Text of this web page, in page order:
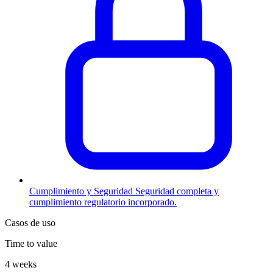
Cumplimiento y Seguridad Seguridad completa y
cumplimiento regulatorio incorporado.
Casos de uso
Time to value
4 weeks